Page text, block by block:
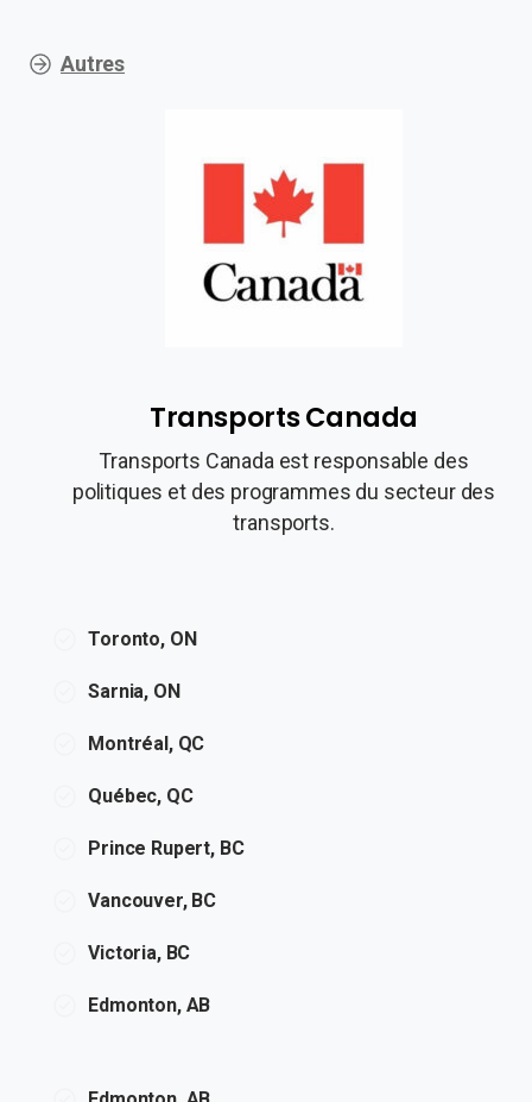
Autres
Transports Canada
Transports Canada est responsable des
politiques et des programmes du secteur des
transports.
Toronto, ON
Sarnia, ON
Montréal, QC
Québec, QC
Prince Rupert, BC
Vancouver, BC
Victoria, BC
Edmonton, AB